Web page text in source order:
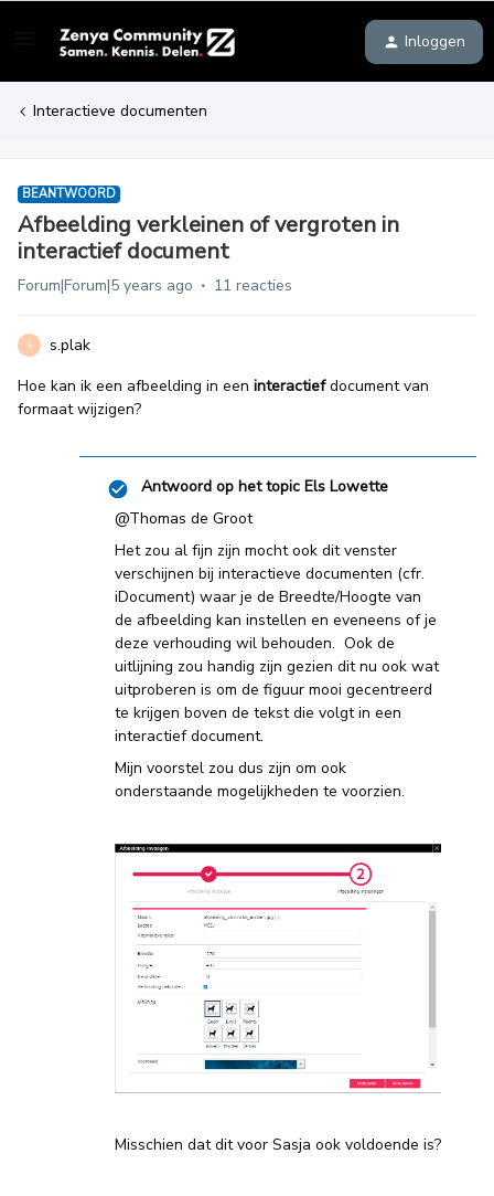
Inloggen
Interactieve documenten
BEANTWOORD
Afbeelding verkleinen of vergroten in
interactief document
Forum|Forum|5 years ago 11 reacties
S
s.plak
Hoe kan ik een afbeelding in een interactiefdocument van
formaat wijzigen?
Antwoord op het topic Els Lowette
@Thomas de Groot
Het zou al fijn zijn mocht ook dit venster
verschijnen bij interactieve documenten (cfr.
iDocument) waar je de Breedte/Hoogte van
de afbeelding kan instellen en eveneens of je
deze verhouding wil behouden. Ook de
uitlijning zou handig zijn gezien dit nu ook wat
uitproberen is om de figuur mooi gecentreerd
te krijgen boven de tekst die volgt in een
interactief document.
Mijn voorstel zou dus zijn om ook
onderstaande mogelijkheden te voorzien.
Misschien dat dit voor Sasja ook voldoende is?